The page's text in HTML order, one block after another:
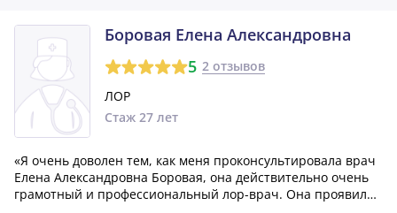
Боровая Елена Александровна
5 2 отзывов
ЛОР
Стаж 27 лет
«Я очень доволен тем, как меня проконсультировала врач
Елена Александровна Боровая, она действительно очень
грамотный и профессиональный лор-врач. Она проявила